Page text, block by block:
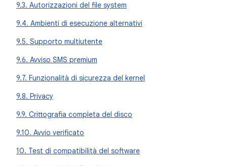
9.3. Autorizzazioni del file system
9.4. Ambienti di esecuzione alternativi
9.5. Supporto multiutente
9.6. Avviso SMS premium
9.7. Funzionalità di sicurezza del kernel
9.8. Privacy
9.9. Crittografia completa del disco
9.10. Avvio verificato
10. Test di compatibilità del software